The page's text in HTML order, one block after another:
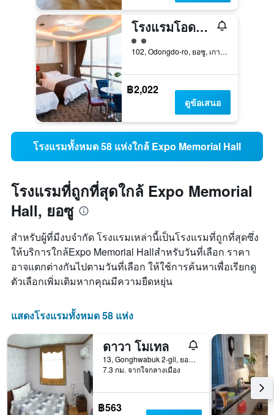
โรงแรมโอดงโด
ให้ 2 ดาว
102, Odongdo-ro, ยอซู, เกาหลีใต้
฿2,022
ดูข้อเสนอ
โรงแรมทั้งหมด 58 แห่งใกล้ Expo Memorial Hall
โรงแรมที่ถูกที่สุดใกล้ Expo Memorial
Hall, ยอซู
สำหรับผู้ที่มีงบจำกัด โรงแรมเหล่านี้เป็นโรงแรมที่ถูกที่สุดซึ่ง
ให้บริการใกล้Expo Memorial Hallสำหรับวันที่เลือก ราคา
อาจแตกต่างกันไปตามวันที่เลือก ให้ใช้การค้นหาเพื่อเรียกดู
ตัวเลือกเพิ่มเติมหากคุณมีความยืดหยุ่น
แสดงโรงแรมทั้งหมด 58 แห่ง
ดาวา โมเทล
13, Gonghwabuk 2-gil, ยอซู, เกาหลีใต้
7.3 กม. จากใจกลางเมือง
฿563